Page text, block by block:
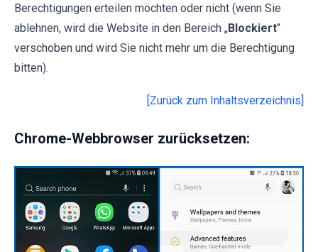
Berechtigungen erteilen möchten oder nicht (wenn Sie
ablehnen, wird die Website in den Bereich „Blockiert"
verschoben und wird Sie nicht mehr um die Berechtigung
bitten).
[Zurück zum Inhaltsverzeichnis]
Chrome-Webbrowser zurücksetzen: